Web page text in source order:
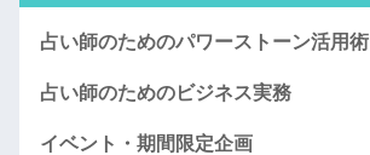
占い師のためのパワーストーン活用術
占い師のためのビジネス実務
イベント・期間限定企画